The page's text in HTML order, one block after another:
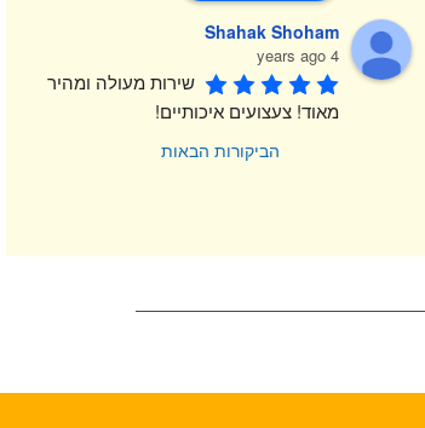
Shahak Shoham
4 years ago
מאוד! צעצועים איכותיים!
הביקורות הבאות